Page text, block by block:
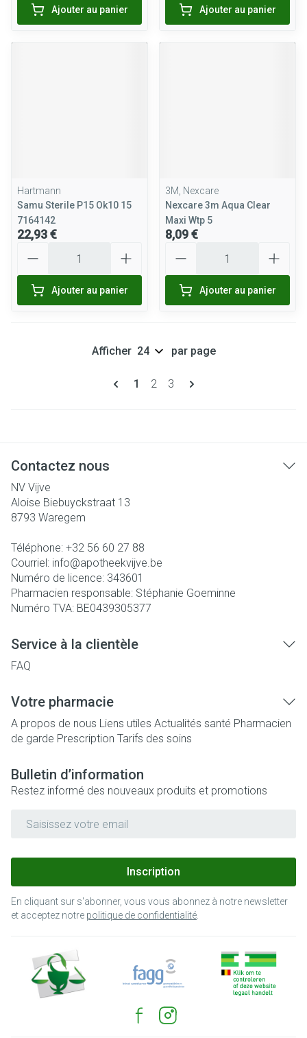
Ajouter au panier Ajouter au panier
Hartmann
Samu Sterile P15 Ok10 15
7164142
22,93 €
Ajouter au panier
3M, Nexcare
Nexcare 3m Aqua Clear
Maxi Wtp 5
8,09 €
Ajouter au panier
Pages
Vous lisez actuellement la page
1 Page
2 Page
3
Afficher par page
Contactez nous
NV Vijve
Aloise Biebuyckstraat 13
8793 Waregem
Téléphone: +32 56 60 27 88
Courriel: info@apotheekvijve.be
Numéro de licence: 343601
Pharmacien responsable: Stéphanie Goeminne
Numéro TVA: BE0439305377
Service à la clientèle
FAQ
Votre pharmacie
A propos de nous Liens utiles Actualités santé Pharmacien
de garde Prescription Tarifs des soins
Bulletin d’information
Restez informé des nouveaux produits et promotions
Inscription
En cliquant sur s'abonner, vous vous abonnez à notre newsletter
et acceptez notre politique de confidentialité